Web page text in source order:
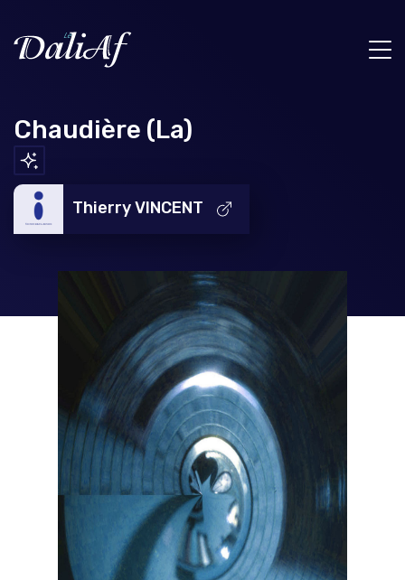
Chaudière (La)
Thierry VINCENT